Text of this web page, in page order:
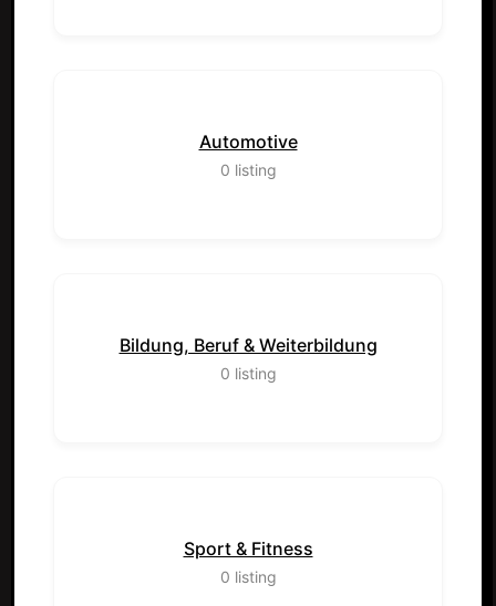
Automotive
0 listing
Bildung, Beruf & Weiterbildung
0 listing
Sport & Fitness
0 listing